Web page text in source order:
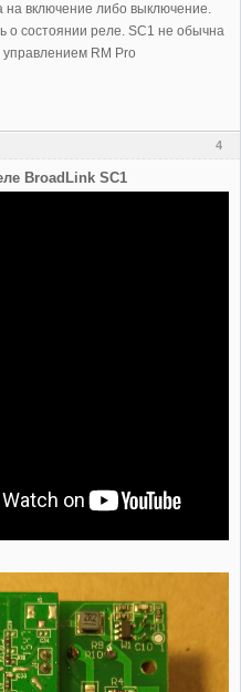
на включение либо выключение.
о состоянии реле. SC1 не обычна
RM Pro
4
BroadLink SC1